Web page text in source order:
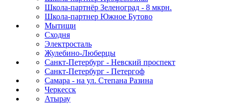
Школа-партнёр Зеленоград - 8 мкрн.
Школа-партнер Южное Бутово
Мытищи
Сходня
Электросталь
Жулебино-Люберцы
Санкт-Петербург - Невский проспект
Санкт-Петербург - Петергоф
Самара - на ул. Степана Разина
Черкесск
Атырау